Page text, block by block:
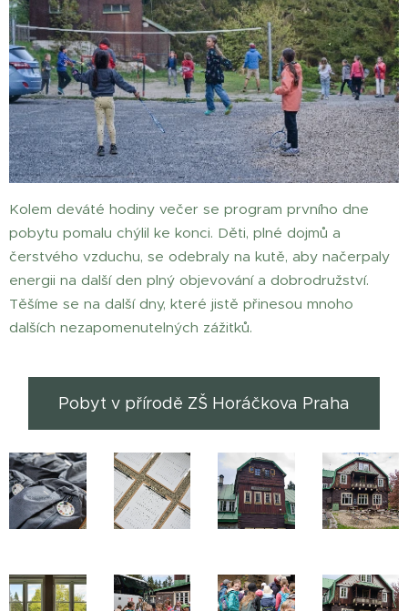
Kolem deváté hodiny večer se program prvního dne
pobytu pomalu chýlil ke konci. Děti, plné dojmů a
čerstvého vzduchu, se odebraly na kutě, aby načerpaly
energii na další den plný objevování a dobrodružství.
Těšíme se na další dny, které jistě přinesou mnoho
dalších nezapomenutelných zážitků.
Pobyt v přírodě ZŠ Horáčkova Praha